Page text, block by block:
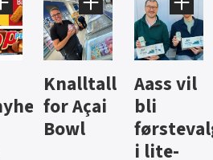
Brus og
jus fra
Berentsen
Hard
iste fra
Hansa